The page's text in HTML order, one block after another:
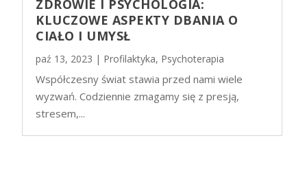
ZDROWIE I PSYCHOLOGIA:
KLUCZOWE ASPEKTY DBANIA O
CIAŁO I UMYSŁ
paź 13, 2023 | Profilaktyka, Psychoterapia
Współczesny świat stawia przed nami wiele
wyzwań. Codziennie zmagamy się z presją,
stresem,...